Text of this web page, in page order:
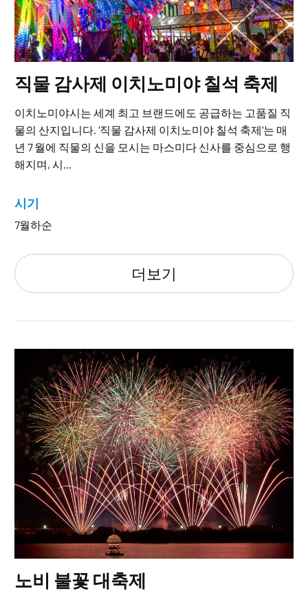
직물 감사제 이치노미야 칠석 축제
이치노미야시는 세계 최고 브랜드에도 공급하는 고품질 직
물의 산지입니다. '직물 감사제 이치노미야 칠석 축제'는 매
년 7 월에 직물의 신을 모시는 마스미다 신사를 중심으로 행
해지며, 시...
시기
7월하순
더보기
노비 불꽃 대축제